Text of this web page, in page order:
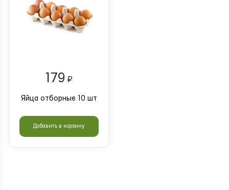
179 ₽
Яйца отборные 10 шт
Добавить в корзину